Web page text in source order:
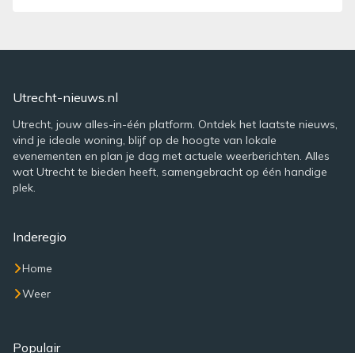
Utrecht-nieuws.nl
Utrecht, jouw alles-in-één platform. Ontdek het laatste nieuws,
vind je ideale woning, blijf op de hoogte van lokale
evenementen en plan je dag met actuele weerberichten. Alles
wat Utrecht te bieden heeft, samengebracht op één handige
plek.
Inderegio
Home
Weer
Populair